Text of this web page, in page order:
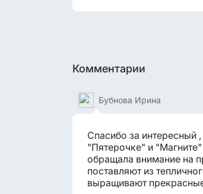
Комментарии
Бубнова Ирина
Спасибо за интересный
"Пятерочке" и
обращала внимание на
поставляют из
выращивают